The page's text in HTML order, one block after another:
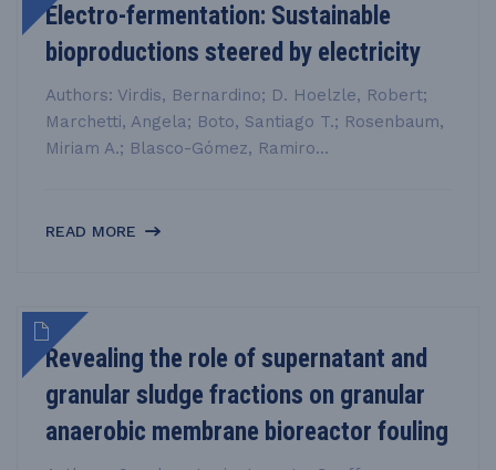
Electro-fermentation: Sustainable
bioproductions steered by electricity
Authors: Virdis, Bernardino; D. Hoelzle, Robert;
Marchetti, Angela; Boto, Santiago T.; Rosenbaum,
Miriam A.; Blasco-Gómez, Ramiro...
READ MORE
Revealing the role of supernatant and
granular sludge fractions on granular
anaerobic membrane bioreactor fouling